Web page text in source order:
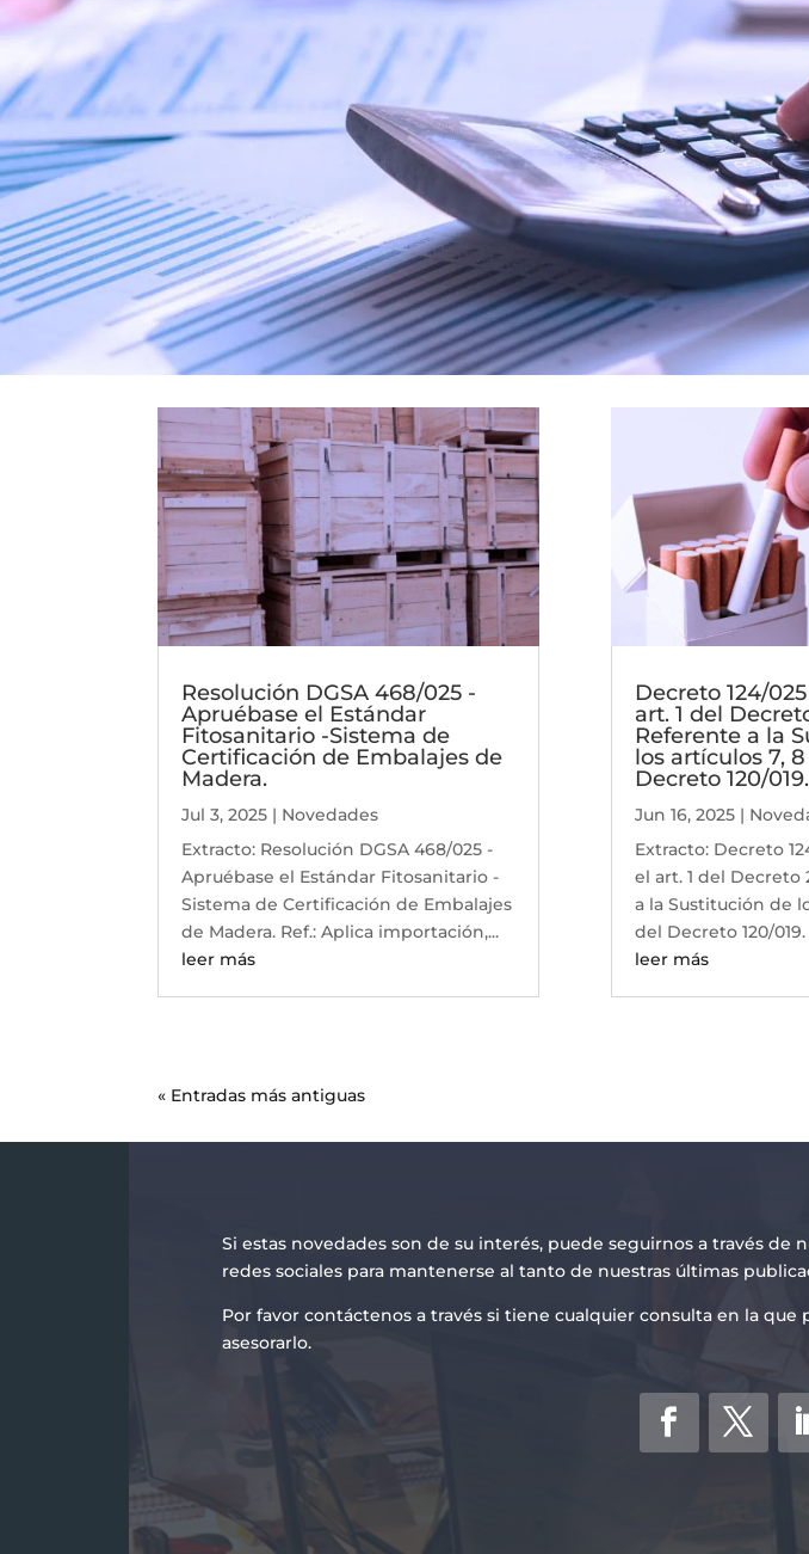
Resolución DGSA 468/025 -
Apruébase el Estándar
Fitosanitario -Sistema de
Certificación de Embalajes de
Madera.
Jul 3, 2025 | Novedades
Extracto: Resolución DGSA 468/025 -
Apruébase el Estándar Fitosanitario -
Sistema de Certificación de Embalajes
de Madera. Ref.: Aplica importación,...
leer más
Decreto 124/
art. 1 del
Referente a la
los artículos 7,
Decreto 120/
Jun 16, 2025|
Extracto: Decreto
el art. 1 del Decreto
a la Sustitución de
del Decreto 120/019.
leer más
« Entradas más antiguas
Si estas novedades son de su interés, puede seguirnos a través de
redes sociales para mantenerse al tanto de nuestras últimas
Por favor contáctenos a través si tiene cualquier consulta en la que
asesorarlo.